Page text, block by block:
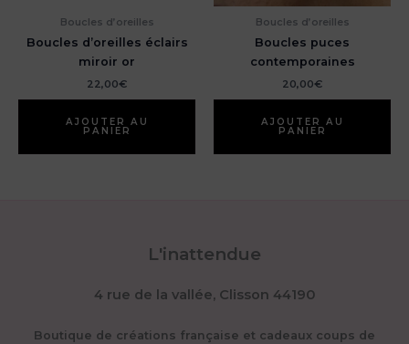
Boucles d’oreilles
Boucles d’oreilles éclairs
miroir or
22,00€
AJOUTER AU
PANIER
Boucles d’oreilles
Boucles puces
contemporaines
20,00€
AJOUTER AU
PANIER
L'inattendue
4 rue de la vallée, Clisson 44190
Boutique de créations française et cadeaux coups de